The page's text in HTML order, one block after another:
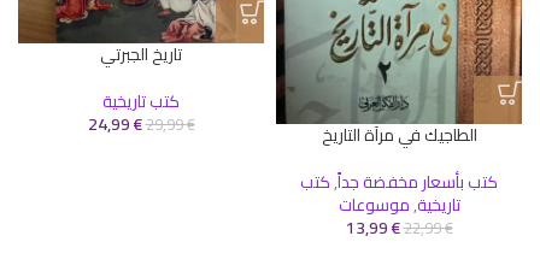
الطاجيك في مرآة التاريخ
كتب بأسعار مخفضة جداً,كتب
تاريخية,موسوعات
22,99€
13,99€
تاريخ الجبرتي
كتب تاريخية
29,99€
24,99€